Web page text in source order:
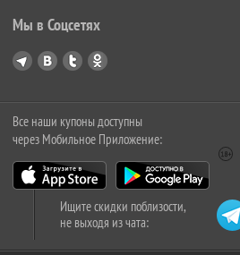
Мы в Соцсетях
Все наши купоны доступны
через Мобильное Приложение:
Ищите скидки поблизости,
не выходя из чата: